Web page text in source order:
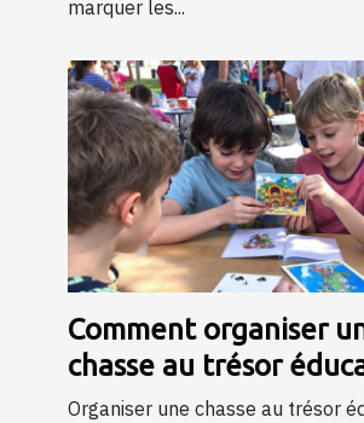
marquer les...
Comment organiser
chasse au trésor
pour enfants
Organiser une chasse au trésor